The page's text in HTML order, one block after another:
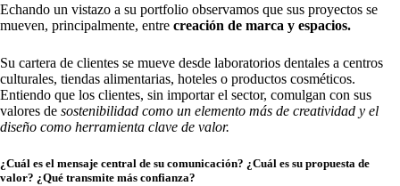
Echando un vistazo a su portfolio observamos que sus proyectos se
mueven, principalmente, entre creación de marca y espacios.
Su cartera de clientes se mueve desde laboratorios dentales a centros
culturales, tiendas alimentarias, hoteles o productos cosméticos.
Entiendo que los clientes, sin importar el sector, comulgan con sus
valores de sostenibilidad como un elemento más de creatividad y el
diseño como herramienta clave de valor.
¿Cuál es el mensaje central de su comunicación? ¿Cuál es su propuesta de
valor? ¿Qué transmite más confianza?